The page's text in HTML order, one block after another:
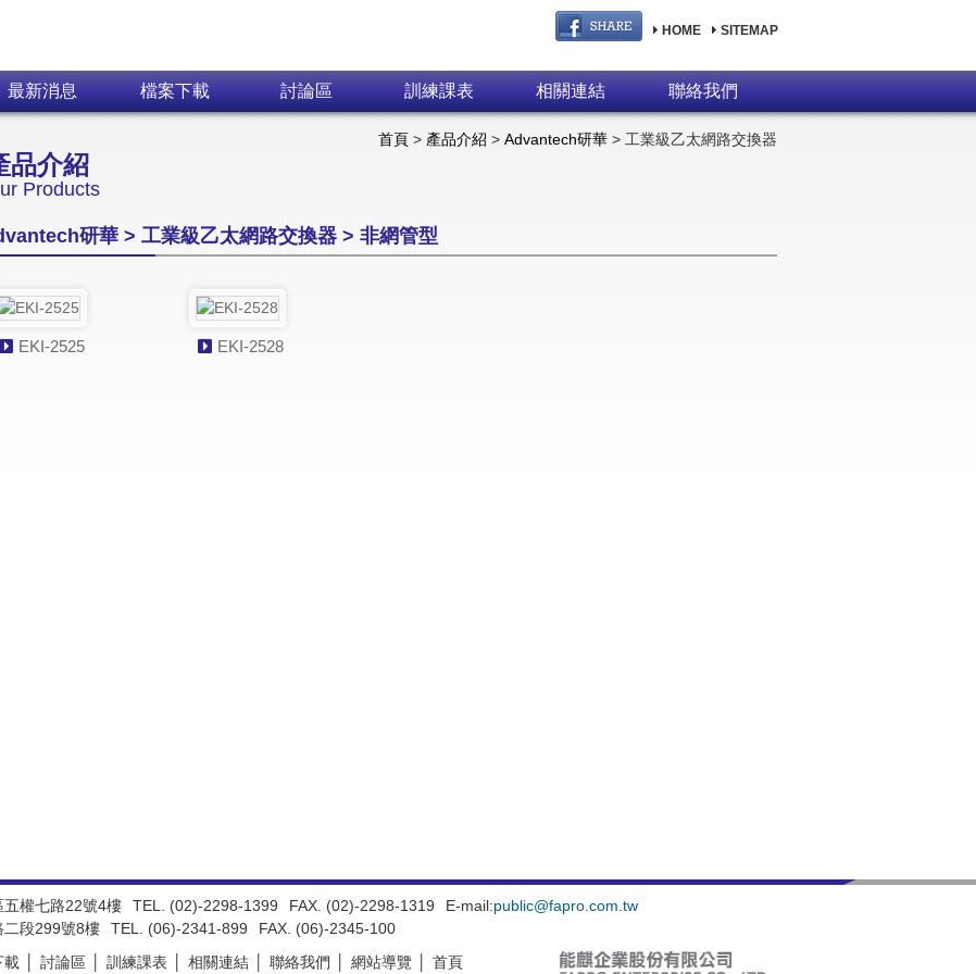
HOME SITEMAP
最新消息 檔案下載 討論區 訓練課表 相關連結 聯絡我們
首頁 > 產品介紹 >Advantech研華 > 工業級乙太網路交換器
品介紹
Products
研華 > 工業級乙太網路交換器 > 非網管型
EKI-2525 EKI-2528
權七路22號4樓 TEL. (02)-2298-1399 FAX. (02)-2298-1319 E-mail:public@fapro.com.tw
二段299號8樓 TEL. (06)-2341-899
FAX. (06)-2345-100
載 討論區 訓練課表 相關連結 聯絡我們 網站導覽 首頁